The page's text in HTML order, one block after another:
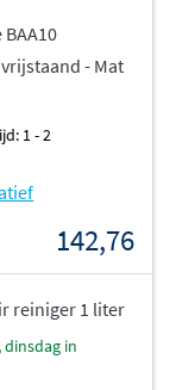
- Mat
142,76
reiniger 1 liter